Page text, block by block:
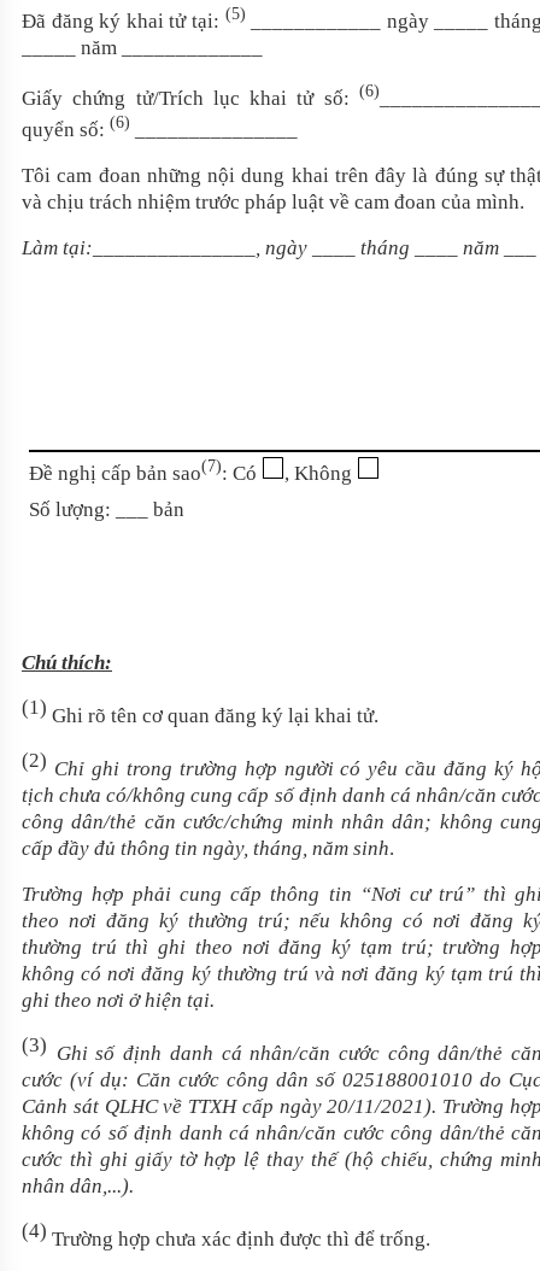
Đã đăng ký khai tử tại: (5)
____________ ngày _____
_____ năm _____________
Giấy chứng tử/Trích lục khai tử số: (6)
quyển số: (6)
Tôi cam đoan những nội dung khai trên đây là đúng sự
và chịu trách nhiệm trước pháp luật về cam đoan của mình.
Làm tại:_______________, ngày ____ tháng ____ năm
Đề nghị cấp bản sao(7): Có
, Không
Số lượng: ___ bản
Chú thích:
(1) Ghi rõ tên cơ quan đăng ký lại khai tử.
(2) Chỉ ghi trong trường hợp người có yêu cầu đăng ký
tịch chưa có/không cung cấp số định danh cá nhân/căn
công dân/thẻ căn cước/chứng minh nhân dân; không
cấp đầy đủ thông tin ngày, tháng, năm sinh.
Trường hợp phải cung cấp thông tin “Nơi cư trú” thì
theo nơi đăng ký thường trú; nếu không có nơi đăng
thường trú thì ghi theo nơi đăng ký tạm trú; trường
không có nơi đăng ký thường trú và nơi đăng ký tạm trú
ghi theo nơi ở hiện tại.
(3) Ghi số định danh cá nhân/căn cước công dân/thẻ
cước (ví dụ: Căn cước công dân số 025188001010 do
Cảnh sát QLHC về TTXH cấp ngày 20/11/2021). Trường
không có số định danh cá nhân/căn cước công dân/thẻ
cước thì ghi giấy tờ hợp lệ thay thế (hộ chiếu, chứng
nhân dân,...).
(4) Trường hợp chưa xác định được thì để trống.